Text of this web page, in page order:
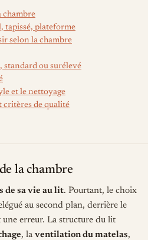
chambre
tapissé, plateforme
selon la chambre
standard ou surélevé
et le nettoyage
critères de qualité
la chambre
de sa vie au lit. Pourtant, le choix
au second plan, derrière le
une erreur. La structure du lit
, la ventilation du matelas,